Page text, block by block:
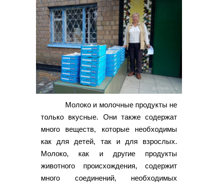
Молоко и молочные продукты не
только вкусные. Они также содержат
много веществ, которые необходимы
как для детей, так и для взрослых.
Молоко, как и другие продукты
животного происхождения, содержит
много соединений, необходимых